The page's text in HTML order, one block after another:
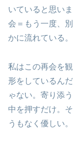
いていると思い
会＝もう一度、
かに流れている。
私はこの再会を
形をしているん
ゃない。寄り添
中を押すだけ。
うもなく優しい。